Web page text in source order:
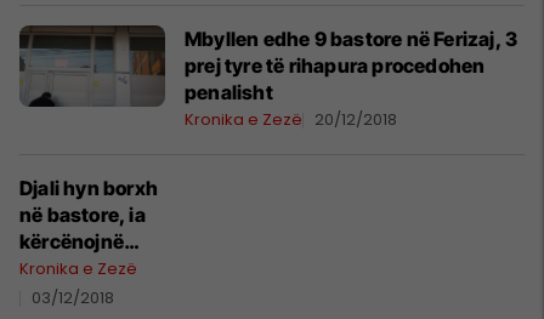
Mbyllen edhe 9 bastore në Ferizaj, 3
prej tyre të rihapura procedohen
penalisht
Kronika e Zezë 20/12/2018
Djali hyn borxh
në bastore, ia
kërcënojnë
nënën
Kronika e Zezë
03/12/2018